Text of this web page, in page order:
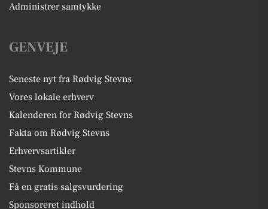
Administrer samtykke
GENVEJE
Seneste nyt fra Rødvig Stevns
Vores lokale erhverv
Kalenderen for Rødvig Stevns
Fakta om Rødvig Stevns
Erhvervsartikler
Stevns Kommune
Få en gratis salgsvurdering
Sponsoreret indhold